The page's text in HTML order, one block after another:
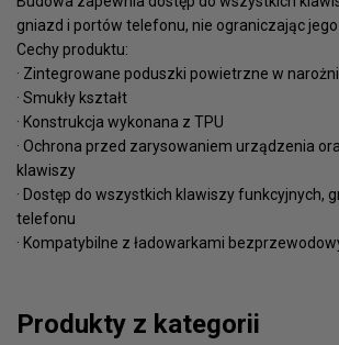
gniazd i portów telefonu, nie ograniczając
Cechy produktu:
· Zintegrowane poduszki powietrzne w
· Smukły kształt
· Konstrukcja wykonana z TPU
· Ochrona przed zarysowaniem urządzenia
klawiszy
· Dostęp do wszystkich klawiszy funkcyjnych,
telefonu
· Kompatybilne z ładowarkami
Produkty z kategorii